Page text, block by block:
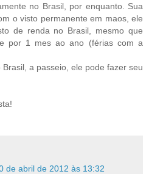
no Brasil, por enquanto. Sua
o visto permanente em maos, ele
de renda no Brasil, mesmo que
por 1 mes ao ano (férias com a
a passeio, ele pode fazer seu
de abril de 2012 às 13:32